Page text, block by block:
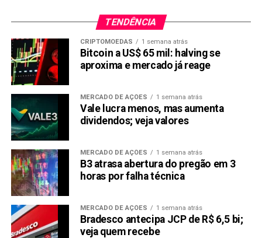
TENDÊNCIA
CRIPTOMOEDAS 1 semana atrás
Bitcoin a US$ 65 mil: halving se
aproxima e mercado já reage
MERCADO DE AÇÕES 1 semana atrás
Vale lucra menos, mas aumenta
dividendos; veja valores
MERCADO DE AÇÕES 1 semana atrás
B3 atrasa abertura do pregão em 3
horas por falha técnica
MERCADO DE AÇÕES 1 semana atrás
Bradesco antecipa JCP de R$ 6,5 bi;
veja quem recebe